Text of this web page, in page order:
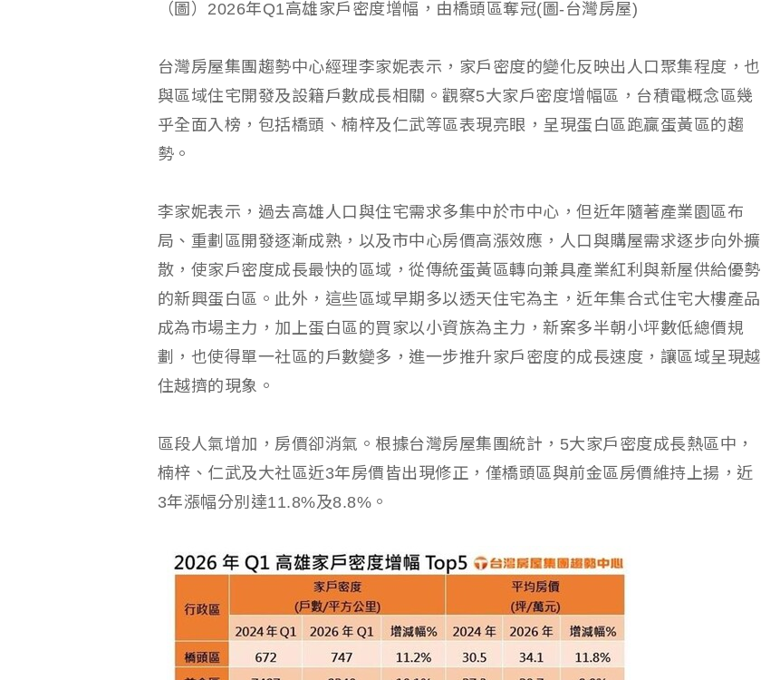
（圖）2026年Q1高雄家戶密度增幅，由橋頭區奪冠(圖-台灣房屋)
台灣房屋集團趨勢中心經理李家妮表示，家戶密度的變化反映出人口聚集程度，也
與區域住宅開發及設籍戶數成長相關。觀察5大家戶密度增幅區，台積電概念區幾
乎全面入榜，包括橋頭、楠梓及仁武等區表現亮眼，呈現蛋白區跑贏蛋黃區的趨
勢。
李家妮表示，過去高雄人口與住宅需求多集中於市中心，但近年隨著產業園區布
局、重劃區開發逐漸成熟，以及市中心房價高漲效應，人口與購屋需求逐步向外擴
散，使家戶密度成長最快的區域，從傳統蛋黃區轉向兼具產業紅利與新屋供給優勢
的新興蛋白區。此外，這些區域早期多以透天住宅為主，近年集合式住宅大樓產品
成為市場主力，加上蛋白區的買家以小資族為主力，新案多半朝小坪數低總價規
劃，也使得單一社區的戶數變多，進一步推升家戶密度的成長速度，讓區域呈現越
住越擠的現象。
區段人氣增加，房價卻消氣。根據台灣房屋集團統計，5大家戶密度成長熱區中，
楠梓、仁武及大社區近3年房價皆出現修正，僅橋頭區與前金區房價維持上揚，近
3年漲幅分別達11.8%及8.8%。